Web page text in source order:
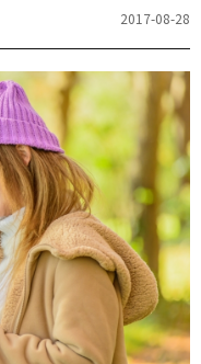
た。ここで、その一部を
に備えたいなら！ 日本
ジョーさんの分かりやす
気に入りです。 （Martha
world、heart …
2017-08-28